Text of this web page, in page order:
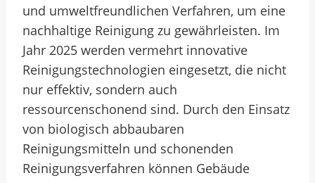
und umweltfreundlichen Verfahren, um eine
nachhaltige Reinigung zu gewährleisten. Im
Jahr 2025 werden vermehrt innovative
Reinigungstechnologien eingesetzt, die nicht
nur effektiv, sondern auch
ressourcenschonend sind. Durch den Einsatz
von biologisch abbaubaren
Reinigungsmitteln und schonenden
Reinigungsverfahren können Gebäude